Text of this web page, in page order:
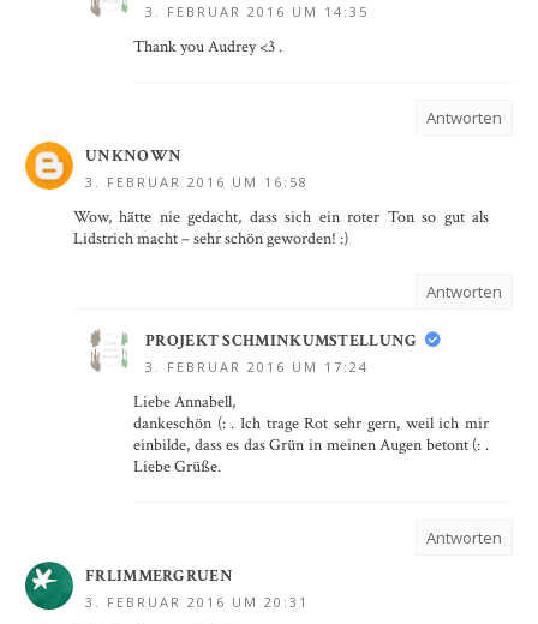
3. FEBRUAR 2016 UM 14:35
Thank you Audrey <3 .
Antworten
UNKNOWN
3. FEBRUAR 2016 UM 16:58
Wow, hätte nie gedacht, dass sich ein roter Ton so gut als
Lidstrich macht – sehr schön geworden! :)
Antworten
PROJEKT SCHMINKUMSTELLUNG
3. FEBRUAR 2016 UM 17:24
Liebe Annabell,
dankeschön (: . Ich trage Rot sehr gern, weil ich mir
einbilde, dass es das Grün in meinen Augen betont (: .
Liebe Grüße.
Antworten
FRLIMMERGRUEN
3. FEBRUAR 2016 UM 20:31